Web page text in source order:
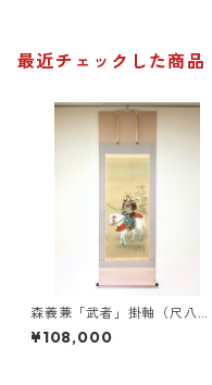
最近チェックした商品
森義兼「武者」掛軸（尺八
立）
¥108,000